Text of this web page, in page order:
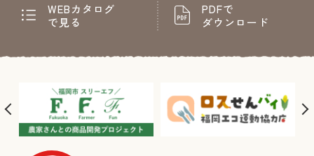
WEBカタログ
で見る
PDFで
ダウンロード